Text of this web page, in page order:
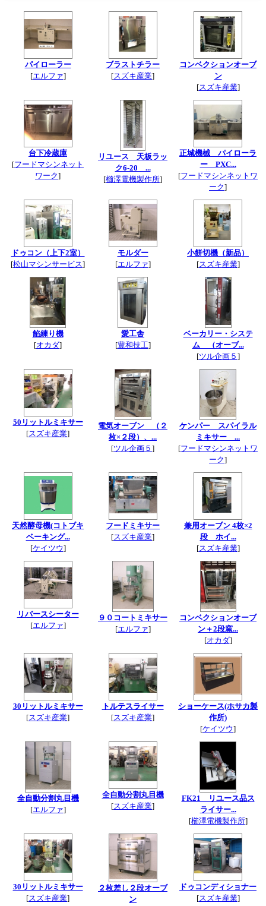
パイローラー
[エルファ]
ブラストチラー
[スズキ産業]
コンベクションオーブ
ン
[スズキ産業]
台下冷蔵庫
[フードマシンネット
ワーク]
リユース 天板ラッ
ク6-20 ...
[櫛澤電機製作所]
正城機械 パイローラ
ー PXC...
[フードマシンネットワ
ーク]
ドゥコン（上下2室）
[松山マシンサービス]
モルダー
[エルファ]
小餅切機（新品）
[スズキ産業]
餡練り機
[オカダ]
愛工舎
[豊和技工]
ベーカリー・システ
ム （オーブ...
[ツル企画５ ]
50リットルミキサー
[スズキ産業]
電気オーブン （２
枚×２段）、...
[ツル企画５ ]
ケンパー スパイラル
ミキサー ...
[フードマシンネットワ
ーク]
天然酵母機(コトブキ
ベーキング...
[ケイツウ]
フードミキサー
[スズキ産業]
兼用オーブン 4枚×2
段 ホイ...
[スズキ産業]
リバースシーター
[エルファ]
９０コートミキサー
[エルファ]
コンベクションオーブ
ン＋2段窯...
[オカダ]
30リットルミキサー
[スズキ産業]
トルテスライサー
[スズキ産業]
ショーケース(ホサカ製
作所)
[ケイツウ]
全自動分割丸目機
[エルファ]
全自動分割丸目機
[スズキ産業]
FK21 リユース品ス
ライサー...
[櫛澤電機製作所]
30リットルミキサー
[スズキ産業]
２枚差し２段オーブ
ン
ドゥコンディショナー
[スズキ産業]